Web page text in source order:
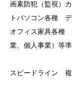
画素防犯（監視
トパソコン各種
オフィス家具各種
業、個人事業）等準
スピードライン